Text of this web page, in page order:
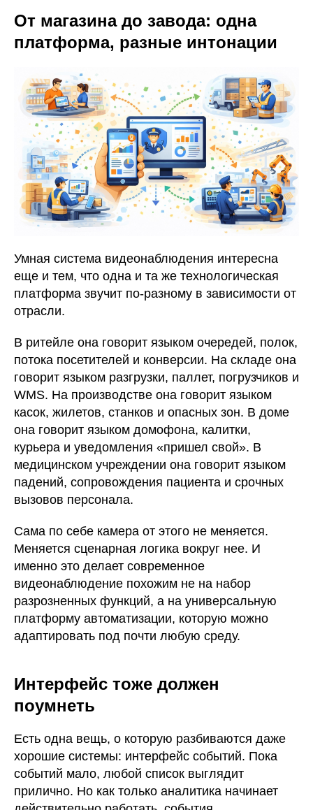
От магазина до завода: одна
платформа, разные интонации
Умная система видеонаблюдения интересна
еще и тем, что одна и та же технологическая
платформа звучит по-разному в зависимости от
отрасли.
В ритейле она говорит языком очередей, полок,
потока посетителей и конверсии. На складе она
говорит языком разгрузки, паллет, погрузчиков и
WMS. На производстве она говорит языком
касок, жилетов, станков и опасных зон. В доме
она говорит языком домофона, калитки,
курьера и уведомления «пришел свой». В
медицинском учреждении она говорит языком
падений, сопровождения пациента и срочных
вызовов персонала.
Сама по себе камера от этого не меняется.
Меняется сценарная логика вокруг нее. И
именно это делает современное
видеонаблюдение похожим не на набор
разрозненных функций, а на универсальную
платформу автоматизации, которую можно
адаптировать под почти любую среду.
Интерфейс тоже должен
поумнеть
Есть одна вещь, о которую разбиваются даже
хорошие системы: интерфейс событий. Пока
событий мало, любой список выглядит
прилично. Но как только аналитика начинает